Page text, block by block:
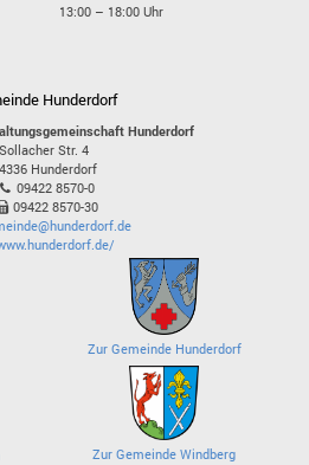
13:00 – 18:00 Uhr
Hunderdorf
Hunderdorf
Sollacher Str. 4
Hunderdorf
09422 8570-0
09422 8570-30
Zur Gemeinde Hunderdorf
Zur Gemeinde Windberg